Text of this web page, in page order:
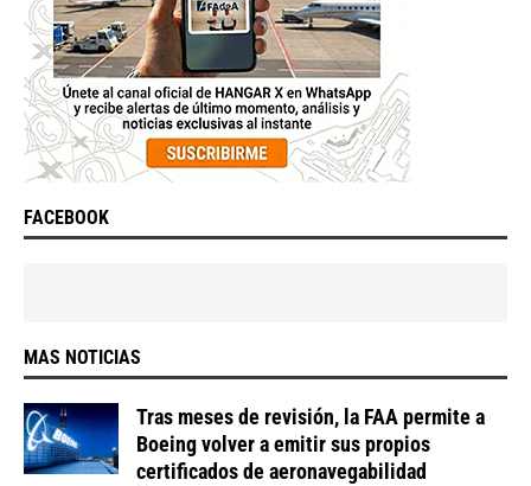
FACEBOOK
MAS NOTICIAS
Tras meses de revisión, la FAA permite a
Boeing volver a emitir sus propios
certificados de aeronavegabilidad